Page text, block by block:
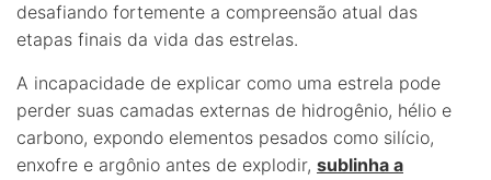
desafiando fortemente a compreensão atual das
etapas finais da vida das estrelas.
A incapacidade de explicar como uma estrela pode
perder suas camadas externas de hidrogênio, hélio e
carbono, expondo elementos pesados como silício,
enxofre e argônio antes de explodir, sublinha a